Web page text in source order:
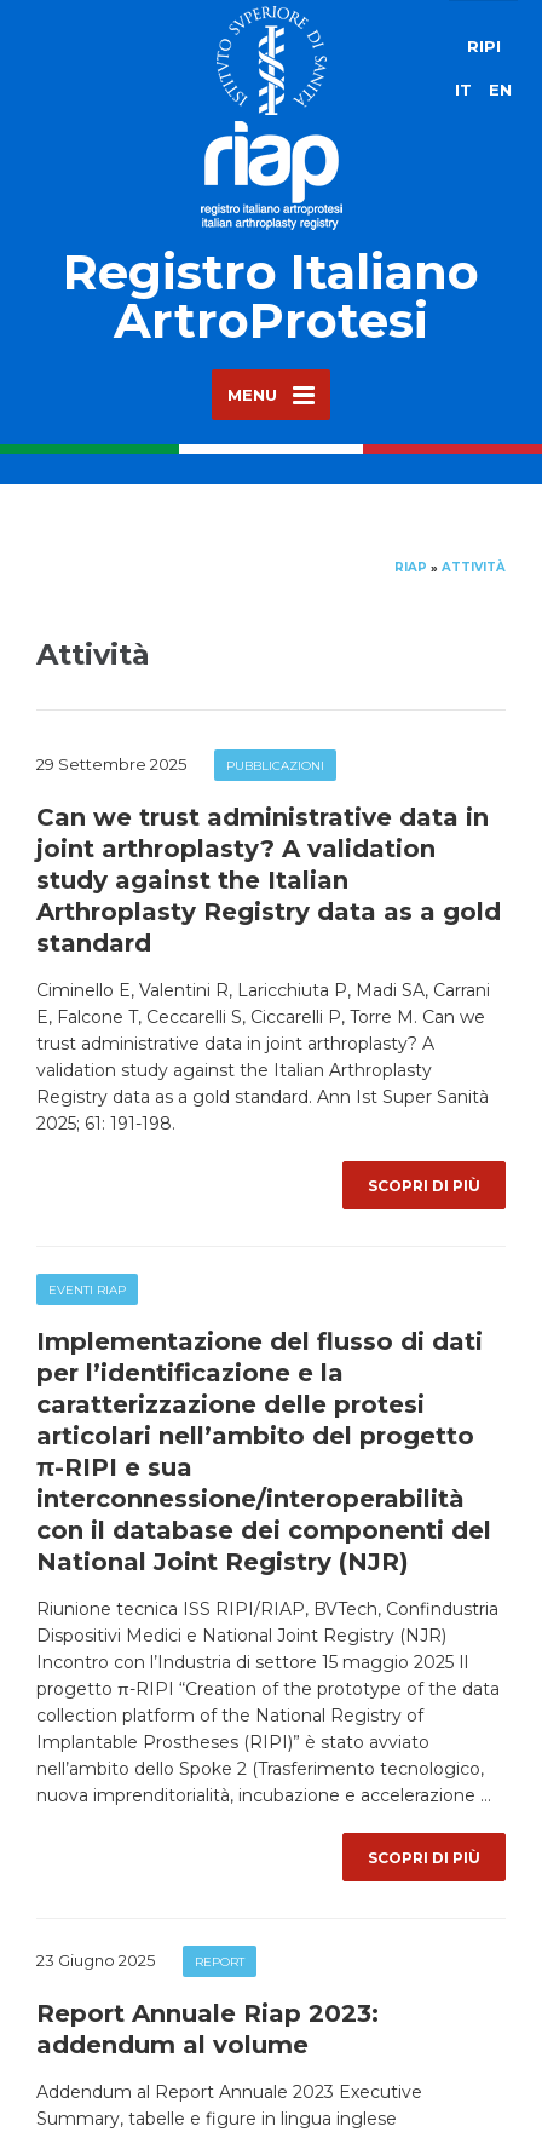
Registro Italiano
ArtroProtesi
MENU
RIPI
IT EN
RIAP » ATTIVITÀ
Attività
29 Settembre 2025 PUBBLICAZIONI
Can we trust administrative data in
joint arthroplasty? A validation
study against the Italian
Arthroplasty Registry data as a gold
standard
Ciminello E, Valentini R, Laricchiuta P, Madi SA, Carrani
E, Falcone T, Ceccarelli S, Ciccarelli P, Torre M. Can we
trust administrative data in joint arthroplasty? A
validation study against the Italian Arthroplasty
Registry data as a gold standard. Ann Ist Super Sanità
2025; 61: 191-198.
SCOPRI DI PIÙ
EVENTI RIAP
Implementazione del flusso di dati
per l’identificazione e la
caratterizzazione delle protesi
articolari nell’ambito del progetto
π-RIPI e sua
interconnessione/interoperabilità
con il database dei componenti del
National Joint Registry (NJR)
Riunione tecnica ISS RIPI/RIAP, BVTech, Confindustria
Dispositivi Medici e National Joint Registry (NJR)
Incontro con l’Industria di settore 15 maggio 2025 Il
progetto π-RIPI “Creation of the prototype of the data
collection platform of the National Registry of
Implantable Prostheses (RIPI)” è stato avviato
nell’ambito dello Spoke 2 (Trasferimento tecnologico,
nuova imprenditorialità, incubazione e accelerazione …
SCOPRI DI PIÙ
23 Giugno 2025 REPORT
Report Annuale Riap 2023:
addendum al volume
Addendum al Report Annuale 2023 Executive
Summary, tabelle e figure in lingua inglese